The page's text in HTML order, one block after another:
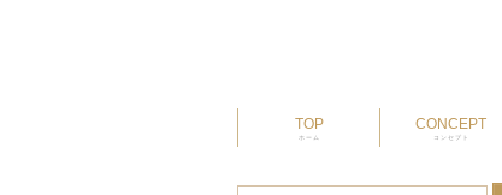
TOP
ホーム
CONCEPT
コンセプト